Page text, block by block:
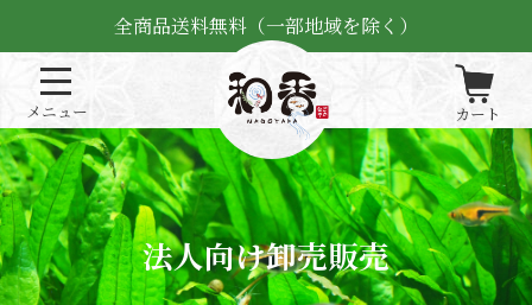
全商品送料無料（一部地域を除く）
法人向け卸売販売